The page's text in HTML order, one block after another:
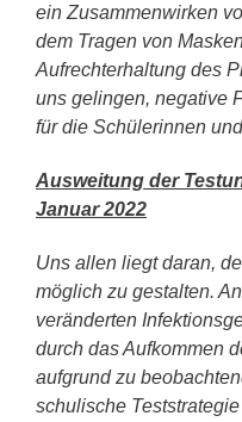
ein Zusammenwirken
dem Tragen von
Aufrechterhaltung des
uns gelingen, negative
für die Schülerinnen
Ausweitung der
Januar 2022
Uns allen liegt daran,
möglich zu gestalten.
veränderten
durch das Aufkommen
aufgrund zu
schulische